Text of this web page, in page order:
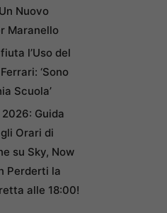
Nuovo
Maranello
l’Uso del
‘Sono
Scuola’
2026: Guida
Orari di
su Sky, Now
Perderti la
alle 18:00!